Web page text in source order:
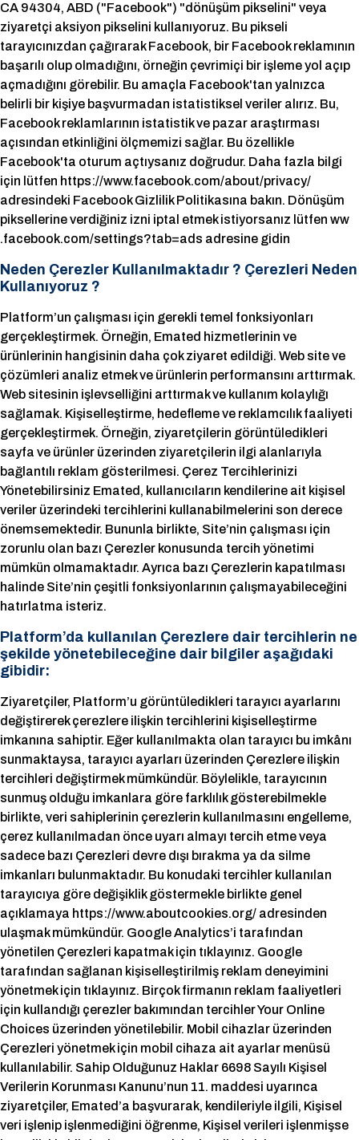
CA 94304, ABD ("Facebook") "dönüşüm pikselini" veya
ziyaretçi aksiyon pikselini kullanıyoruz. Bu pikseli
tarayıcınızdan çağırarak Facebook, bir Facebook reklamının
başarılı olup olmadığını, örneğin çevrimiçi bir işleme yol açıp
açmadığını görebilir. Bu amaçla Facebook'tan yalnızca
belirli bir kişiye başvurmadan istatistiksel veriler alırız. Bu,
Facebook reklamlarının istatistik ve pazar araştırması
açısından etkinliğini ölçmemizi sağlar. Bu özellikle
Facebook'ta oturum açtıysanız doğrudur. Daha fazla bilgi
için lütfen https://www.facebook.com/about/privacy/
adresindeki Facebook Gizlilik Politikasına bakın. Dönüşüm
piksellerine verdiğiniz izni iptal etmek istiyorsanız lütfen ww
.facebook.com/settings?tab=ads adresine gidin
Neden Çerezler Kullanılmaktadır ? Çerezleri Neden
Kullanıyoruz ?
Platform’un çalışması için gerekli temel fonksiyonları
gerçekleştirmek. Örneğin, Emated hizmetlerinin ve
ürünlerinin hangisinin daha çok ziyaret edildiği. Web site ve
çözümleri analiz etmek ve ürünlerin performansını arttırmak.
Web sitesinin işlevselliğini arttırmak ve kullanım kolaylığı
sağlamak. Kişiselleştirme, hedefleme ve reklamcılık faaliyeti
gerçekleştirmek. Örneğin, ziyaretçilerin görüntüledikleri
sayfa ve ürünler üzerinden ziyaretçilerin ilgi alanlarıyla
bağlantılı reklam gösterilmesi. Çerez Tercihlerinizi
Yönetebilirsiniz Emated, kullanıcıların kendilerine ait kişisel
veriler üzerindeki tercihlerini kullanabilmelerini son derece
önemsemektedir. Bununla birlikte, Site’nin çalışması için
zorunlu olan bazı Çerezler konusunda tercih yönetimi
mümkün olmamaktadır. Ayrıca bazı Çerezlerin kapatılması
halinde Site’nin çeşitli fonksiyonlarının çalışmayabileceğini
hatırlatma isteriz.
Platform’da kullanılan Çerezlere dair tercihlerin ne
şekilde yönetebileceğine dair bilgiler aşağıdaki
gibidir:
Ziyaretçiler, Platform’u görüntüledikleri tarayıcı ayarlarını
değiştirerek çerezlere ilişkin tercihlerini kişiselleştirme
imkanına sahiptir. Eğer kullanılmakta olan tarayıcı bu imkânı
sunmaktaysa, tarayıcı ayarları üzerinden Çerezlere ilişkin
tercihleri değiştirmek mümkündür. Böylelikle, tarayıcının
sunmuş olduğu imkanlara göre farklılık gösterebilmekle
birlikte, veri sahiplerinin çerezlerin kullanılmasını engelleme,
çerez kullanılmadan önce uyarı almayı tercih etme veya
sadece bazı Çerezleri devre dışı bırakma ya da silme
imkanları bulunmaktadır. Bu konudaki tercihler kullanılan
tarayıcıya göre değişiklik göstermekle birlikte genel
açıklamaya https://www.aboutcookies.org/ adresinden
ulaşmak mümkündür. Google Analytics’i tarafından
yönetilen Çerezleri kapatmak için tıklayınız. Google
tarafından sağlanan kişiselleştirilmiş reklam deneyimini
yönetmek için tıklayınız. Birçok firmanın reklam faaliyetleri
için kullandığı çerezler bakımından tercihler Your Online
Choices üzerinden yönetilebilir. Mobil cihazlar üzerinden
Çerezleri yönetmek için mobil cihaza ait ayarlar menüsü
kullanılabilir. Sahip Olduğunuz Haklar 6698 Sayılı Kişisel
Verilerin Korunması Kanunu’nun 11. maddesi uyarınca
ziyaretçiler, Emated’a başvurarak, kendileriyle ilgili, Kişisel
veri işlenip işlenmediğini öğrenme, Kişisel verileri işlenmişse